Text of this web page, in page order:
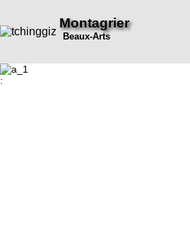
Montagrier
Beaux-Arts
: